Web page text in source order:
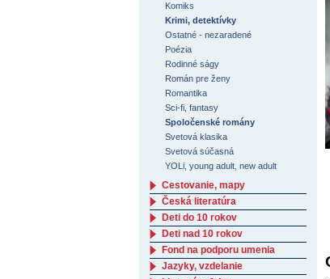
Komiks
Krimi, detektívky
Ostatné - nezaradené
Poézia
Rodinné ságy
Román pre ženy
Romantika
Sci-fi, fantasy
Spoločenské romány
Svetová klasika
Svetová súčasná
YOLi, young adult, new adult
Cestovanie, mapy
Česká literatúra
Deti do 10 rokov
Deti nad 10 rokov
Fond na podporu umenia
Jazyky, vzdelanie